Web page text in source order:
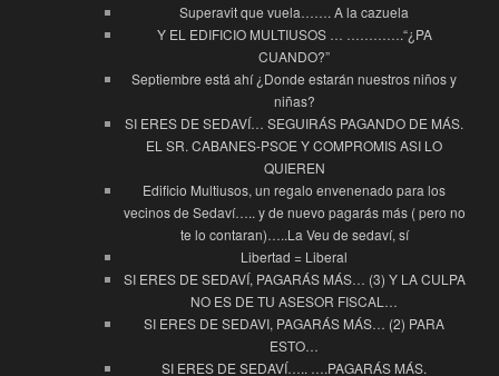
Superavit que vuela……. A la cazuela
Y EL EDIFICIO MULTIUSOS … ………….“¿PA
CUANDO?”
Septiembre está ahí ¿Donde estarán nuestros niños y
niñas?
SI ERES DE SEDAVÍ… SEGUIRÁS PAGANDO DE MÁS.
EL SR. CABANES-PSOE Y COMPROMIS ASI LO
QUIEREN
Edificio Multiusos, un regalo envenenado para los
vecinos de Sedaví….. y de nuevo pagarás más ( pero no
te lo contaran)…..La Veu de sedaví, sí
Libertad = Liberal
SI ERES DE SEDAVÍ, PAGARÁS MÁS… (3) Y LA CULPA
NO ES DE TU ASESOR FISCAL…
SI ERES DE SEDAVI, PAGARÁS MÁS… (2) PARA
ESTO…
SI ERES DE SEDAVÍ….. ….PAGARÁS MÁS.